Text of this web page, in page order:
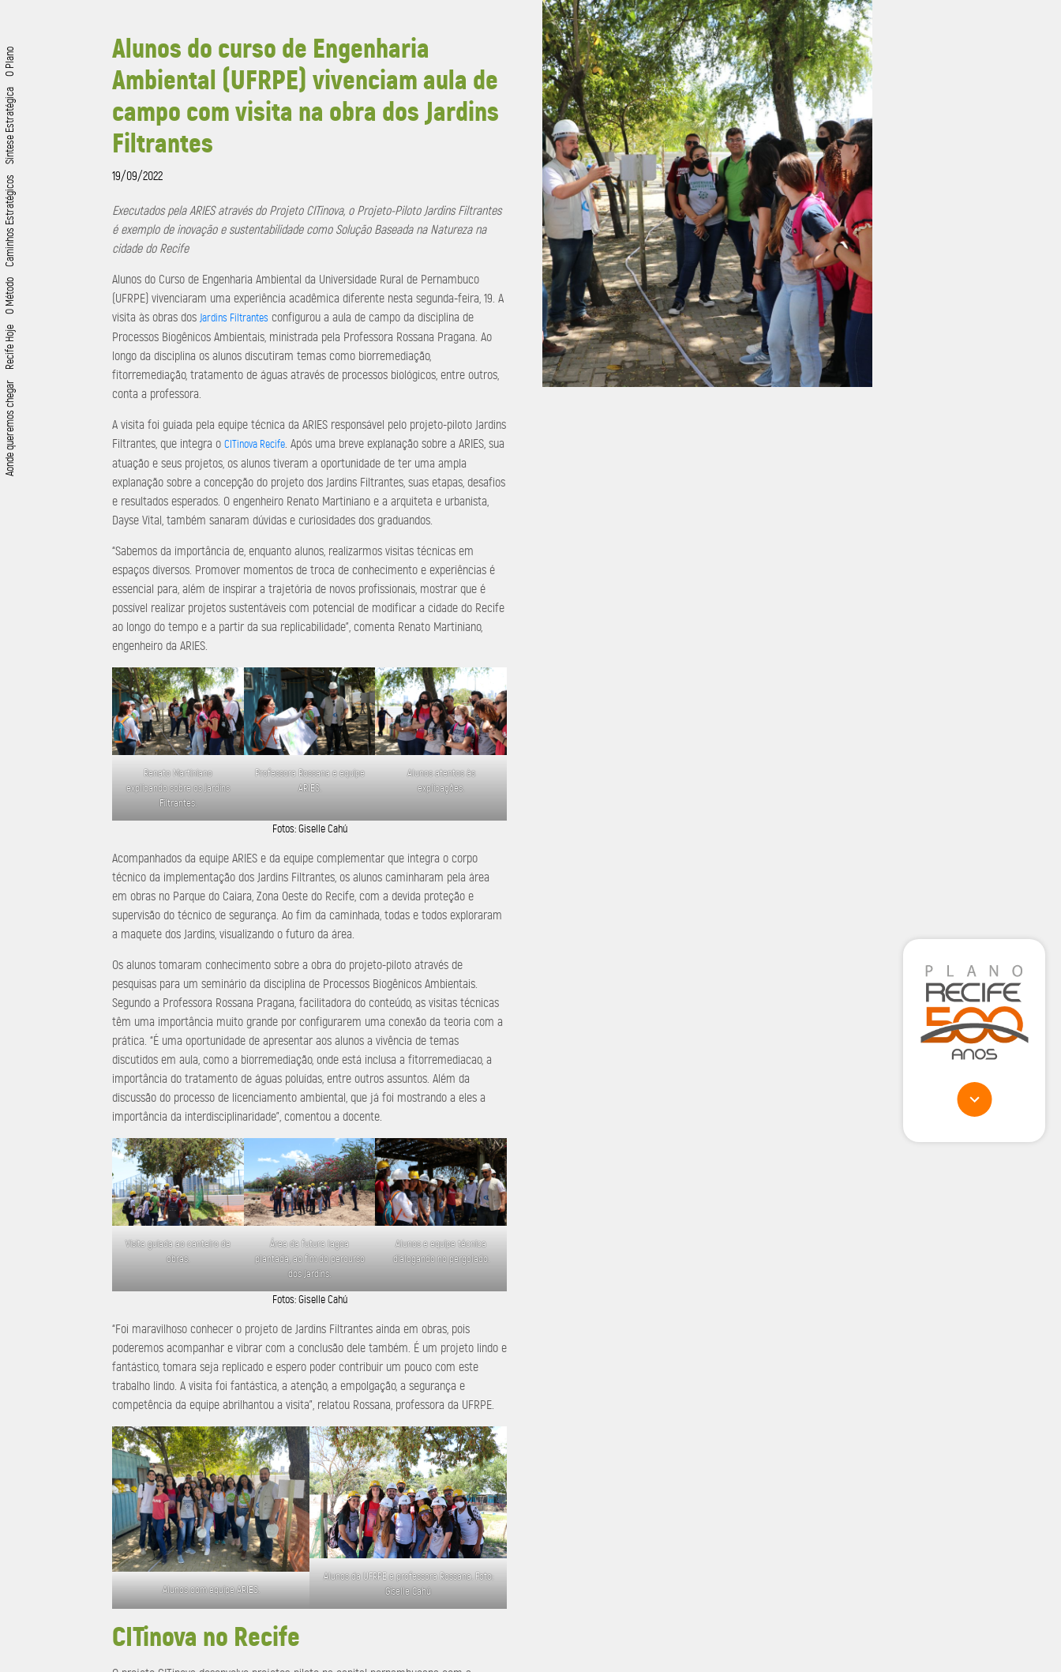
Aonde queremos chegar
Recife Hoje
O Método
Caminhos Estratégicos
Síntese Estratégica
O Plano
Alunos do curso de Engenharia
Ambiental (UFRPE) vivenciam aula de
campo com visita na obra dos Jardins
Filtrantes
19/09/2022
Executados pela ARIES através do Projeto CITinova, o Projeto-Piloto Jardins Filtrantes
é exemplo de inovação e sustentabilidade como Solução Baseada na Natureza na
cidade do Recife
Alunos do Curso de Engenharia Ambiental da Universidade Rural de Pernambuco
(UFRPE) vivenciaram uma experiência acadêmica diferente nesta segunda-feira, 19. A
visita às obras dos Jardins Filtrantes configurou a aula de campo da disciplina de
Processos Biogênicos Ambientais, ministrada pela Professora Rossana Pragana. Ao
longo da disciplina os alunos discutiram temas como biorremediação,
fitorremediação, tratamento de águas através de processos biológicos, entre outros,
conta a professora.
A visita foi guiada pela equipe técnica da ARIES responsável pelo projeto-piloto Jardins
Filtrantes, que integra o CITinova Recife. Após uma breve explanação sobre a ARIES, sua
atuação e seus projetos, os alunos tiveram a oportunidade de ter uma ampla
explanação sobre a concepção do projeto dos Jardins Filtrantes, suas etapas, desafios
e resultados esperados. O engenheiro Renato Martiniano e a arquiteta e urbanista,
Dayse Vital, também sanaram dúvidas e curiosidades dos graduandos.
“Sabemos da importância de, enquanto alunos, realizarmos visitas técnicas em
espaços diversos. Promover momentos de troca de conhecimento e experiências é
essencial para, além de inspirar a trajetória de novos profissionais, mostrar que é
possível realizar projetos sustentáveis com potencial de modificar a cidade do Recife
ao longo do tempo e a partir da sua replicabilidade”, comenta Renato Martiniano,
engenheiro da ARIES.
Renato Martiniano
explicando sobre os Jardins
Filtrantes.
Professora Rossana e equipe
ARIES.
Alunos atentos às
explicações.
Fotos: Giselle Cahú
Acompanhados da equipe ARIES e da equipe complementar que integra o corpo
técnico da implementação dos Jardins Filtrantes, os alunos caminharam pela área
em obras no Parque do Caiara, Zona Oeste do Recife, com a devida proteção e
supervisão do técnico de segurança. Ao fim da caminhada, todas e todos exploraram
a maquete dos Jardins, visualizando o futuro da área.
Os alunos tomaram conhecimento sobre a obra do projeto-piloto através de
pesquisas para um seminário da disciplina de Processos Biogênicos Ambientais.
Segundo a Professora Rossana Pragana, facilitadora do conteúdo, as visitas técnicas
têm uma importância muito grande por configurarem uma conexão da teoria com a
prática. “É uma oportunidade de apresentar aos alunos a vivência de temas
discutidos em aula, como a biorremediação, onde está inclusa a fitorremediacao, a
importância do tratamento de águas poluídas, entre outros assuntos. Além da
discussão do processo de licenciamento ambiental, que já foi mostrando a eles a
importância da interdisciplinaridade”, comentou a docente.
Visita guiada ao canteiro de
obras.
Área da futura lagoa
plantada, ao fim do percurso
dos Jardins.
Alunos e equipe técnica
dialogando no pergolado.
Fotos: Giselle Cahú
“Foi maravilhoso conhecer o projeto de Jardins Filtrantes ainda em obras, pois
poderemos acompanhar e vibrar com a conclusão dele também. É um projeto lindo e
fantástico, tomara seja replicado e espero poder contribuir um pouco com este
trabalho lindo. A visita foi fantástica, a atenção, a empolgação, a segurança e
competência da equipe abrilhantou a visita”, relatou Rossana, professora da UFRPE.
Alunos com equipe ARIES.
Alunos da UFRPE e professora Rossana. Foto:
Giselle Cahú
CITinova no Recife